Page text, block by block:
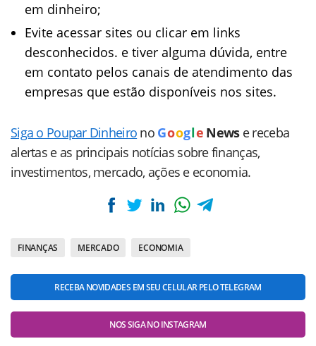
em dinheiro;
Evite acessar sites ou clicar em links
desconhecidos. e tiver alguma dúvida, entre
em contato pelos canais de atendimento das
empresas que estão disponíveis nos sites.
Siga o Poupar Dinheiro no Goog le News e receba
alertas e as principais notícias sobre finanças,
investimentos, mercado, ações e economia.
FINANÇAS MERCADO ECONOMIA
RECEBA NOVIDADES EM SEU CELULAR PELO TELEGRAM
NOS SIGA NO INSTAGRAM